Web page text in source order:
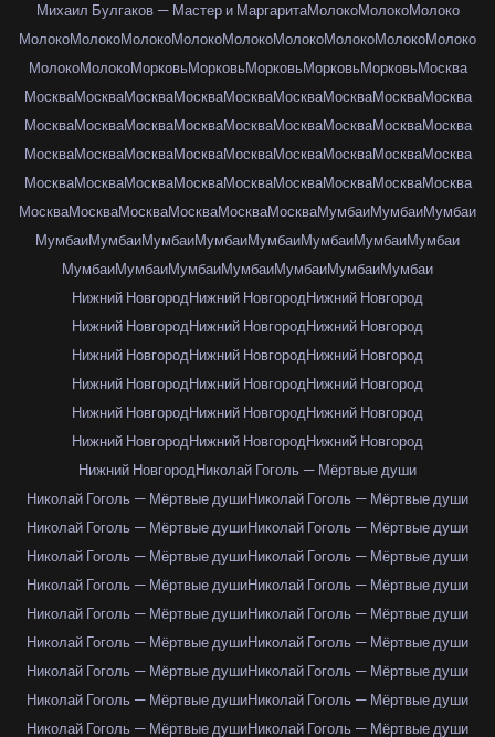
Михаил Булгаков — Мастер и МаргаритаМолокоМолокоМолоко
МолокоМолокоМолокоМолокоМолокоМолокоМолокоМолокоМолоко
МолокоМолокоМорковьМорковьМорковьМорковьМорковьМосква
МоскваМоскваМоскваМоскваМоскваМоскваМоскваМоскваМосква
МоскваМоскваМоскваМоскваМоскваМоскваМоскваМоскваМосква
МоскваМоскваМоскваМоскваМоскваМоскваМоскваМоскваМосква
МоскваМоскваМоскваМоскваМоскваМоскваМоскваМоскваМосква
МоскваМоскваМоскваМоскваМоскваМоскваМумбаиМумбаиМумбаи
МумбаиМумбаиМумбаиМумбаиМумбаиМумбаиМумбаиМумбаи
МумбаиМумбаиМумбаиМумбаиМумбаиМумбаиМумбаи
Нижний НовгородНижний НовгородНижний Новгород
Нижний НовгородНижний НовгородНижний Новгород
Нижний НовгородНижний НовгородНижний Новгород
Нижний НовгородНижний НовгородНижний Новгород
Нижний НовгородНижний НовгородНижний Новгород
Нижний НовгородНижний НовгородНижний Новгород
Нижний НовгородНиколай Гоголь — Мёртвые души
Николай Гоголь — Мёртвые душиНиколай Гоголь — Мёртвые души
Николай Гоголь — Мёртвые душиНиколай Гоголь — Мёртвые души
Николай Гоголь — Мёртвые душиНиколай Гоголь — Мёртвые души
Николай Гоголь — Мёртвые душиНиколай Гоголь — Мёртвые души
Николай Гоголь — Мёртвые душиНиколай Гоголь — Мёртвые души
Николай Гоголь — Мёртвые душиНиколай Гоголь — Мёртвые души
Николай Гоголь — Мёртвые душиНиколай Гоголь — Мёртвые души
Николай Гоголь — Мёртвые душиНиколай Гоголь — Мёртвые души
Николай Гоголь — Мёртвые душиНиколай Гоголь — Мёртвые души